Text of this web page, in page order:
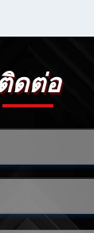
ดต่อ